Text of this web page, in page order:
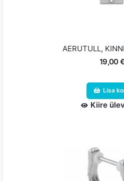
AERUTULL,
19,00
Lisa
Kiire